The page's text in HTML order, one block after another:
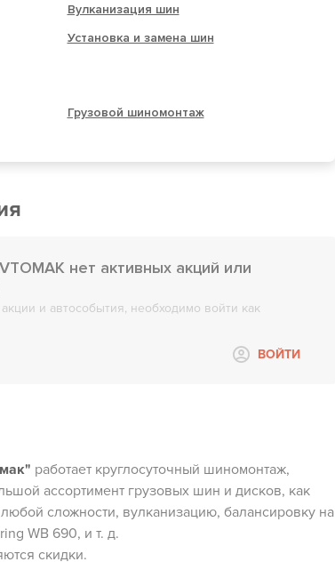
Вулканизация шин
Установка и замена шин
Грузовой шиномонтаж
нет активных акций или
и автособытия, необходимо войти как
ВОЙТИ
работает круглосуточный шиномонтаж,
ассортимент грузовых шин и дисков, как
сложности, вулканизацию, балансировку на
WB 690, и т. д.
скидки.